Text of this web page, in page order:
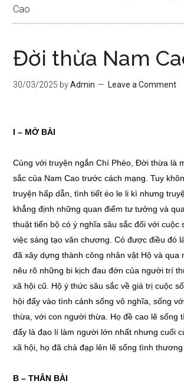
Cao
Đời thừa Nam
30/03/2025 byAdmin Leave a Comment
I – MỞ BÀI
Cùng với truyện ngắn Chí Phèo, Đời thừa là
sắc của Nam Cao trước cách mạng. Tuy
truyện hấp dẫn, tình tiết éo le li kì nhưng
khẳng định những quan điểm tư tưởng và
thuật tiến bộ có ý nghĩa sâu sắc đối với cuộc
việc sáng tạo văn chương. Có được điều đó
đã xây dựng thành công nhân vật Hộ và qua
nêu rõ những bi kịch đau đớn của người trí
xã hội cũ. Hộ ý thức sâu sắc về giá trị cuộc
hội đẩy vào tình cảnh sống vô nghĩa, sống
thừa, với con người thừa. Họ đề cao lẽ sống
đấy là đạo lí làm người lớn nhất nhưng cuối
xã hội, họ đã chà đạp lên lẽ sống tình thương
B – THÂN BÀI